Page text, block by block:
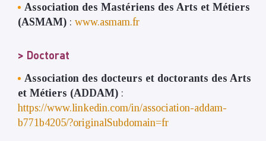
Association des Mastériens des Arts et Métiers
(ASMAM) : www.asmam.fr
Doctorat
Association des docteurs et doctorants des Arts
et Métiers (ADDAM) :
https://www.linkedin.com/in/association-addam-
b771b4205/?originalSubdomain=fr